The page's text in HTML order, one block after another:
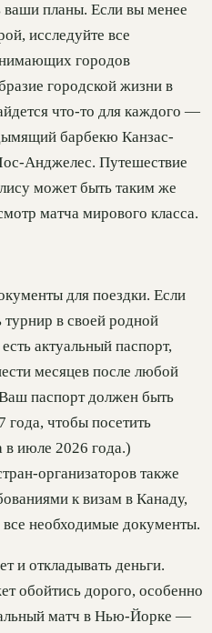
ваши планы. Если вы менее
исследуйте все
городов
городской жизни в
что-то для каждого —
барбекю Канзас-
Анджелес. Путешествие
может быть таким же
матча мирового класса.
для поездки. Если
турнир в своей родной
актуальный паспорт,
месяцев после любой
паспорт должен быть
года, чтобы посетить
июле 2026 года.)
организаторов также
к визам в Канаду,
необходимые документы.
и откладывать деньги.
обойтись дорого, особенно
матч в Нью-Йорке —